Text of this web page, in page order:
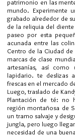
patrimonio en las
mundo. Experimente
grabado alrededor de
de la reliquia del
paseo por esta
acunada entre las
Centro de la Ciudad
marcas de clase
artesanías, así
lapidario. te deslizas
frescas en el mercado
Luego, traslado de
Plantación de té: no
región montañosa de
un tramo salvaje y
jungla, pero luego
necesidad de una